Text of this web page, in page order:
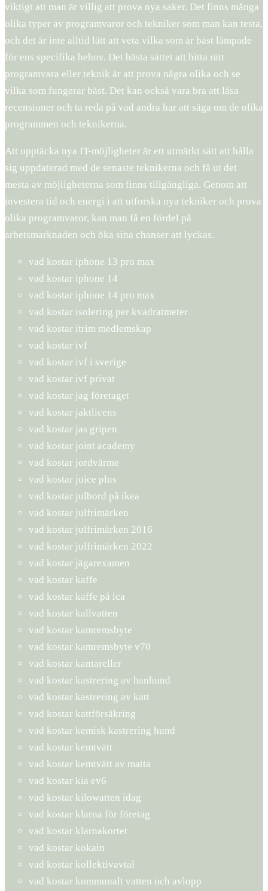
viktigt att man är villig att prova nya saker. Det finns många
olika typer av programvaror och tekniker som man kan testa,
och det är inte alltid lätt att veta vilka som är bäst lämpade
för ens specifika behov. Det bästa sättet att hitta rätt
programvara eller teknik är att prova några olika och se
vilka som fungerar bäst. Det kan också vara bra att läsa
recensioner och ta reda på vad andra har att säga om de olika
programmen och teknikerna.
Att upptäcka nya IT-möjligheter är ett utmärkt sätt att hålla
sig uppdaterad med de senaste teknikerna och få ut det
mesta av möjligheterna som finns tillgängliga. Genom att
investera tid och energi i att utforska nya tekniker och prova
olika programvaror, kan man få en fördel på
arbetsmarknaden och öka sina chanser att lyckas.
vad kostar iphone 13 pro max
vad kostar iphone 14
vad kostar iphone 14 pro max
vad kostar isolering per kvadratmeter
vad kostar itrim medlemskap
vad kostar ivf
vad kostar ivf i sverige
vad kostar ivf privat
vad kostar jag företaget
vad kostar jaktlicens
vad kostar jas gripen
vad kostar joint academy
vad kostar jordvärme
vad kostar juice plus
vad kostar julbord på ikea
vad kostar julfrimärken
vad kostar julfrimärken 2016
vad kostar julfrimärken 2022
vad kostar jägarexamen
vad kostar kaffe
vad kostar kaffe på ica
vad kostar kallvatten
vad kostar kamremsbyte
vad kostar kamremsbyte v70
vad kostar kantareller
vad kostar kastrering av hanhund
vad kostar kastrering av katt
vad kostar kattförsäkring
vad kostar kemisk kastrering hund
vad kostar kemtvätt
vad kostar kemtvätt av matta
vad kostar kia ev6
vad kostar kilowatten idag
vad kostar klarna för företag
vad kostar klarnakortet
vad kostar kokain
vad kostar kollektivavtal
vad kostar kommunalt vatten och avlopp